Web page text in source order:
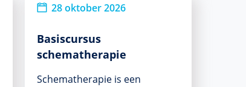
28 oktober 2026
Basiscursus
schematherapie
Schematherapie is een